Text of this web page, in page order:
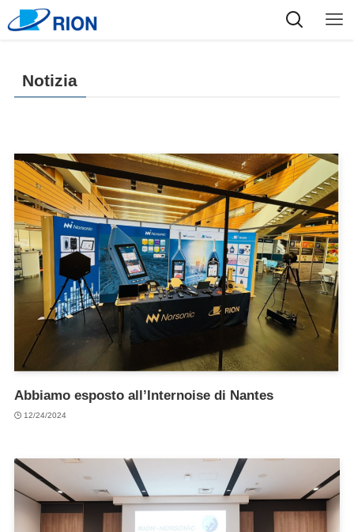
Notizia
Abbiamo esposto all’Internoise di Nantes
12/24/2024